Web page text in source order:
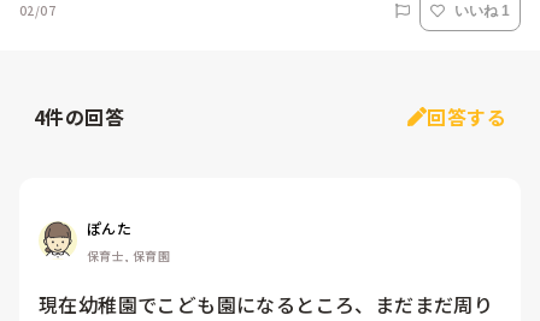
02/07 いいね 1
4件の回答 回答する
ぽんた
保育士, 保育園
現在幼稚園でこども園になるところ、まだまだ周り